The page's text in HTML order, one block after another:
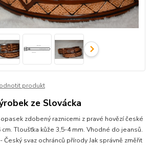
produkt
ze Slovácka
zdobený raznicemi z pravé hovězí české
cm. Tloušťka kůže 3,5-4 mm. Vhodné do jeansů.
Český svaz ochránců přírody Jak správně změřit